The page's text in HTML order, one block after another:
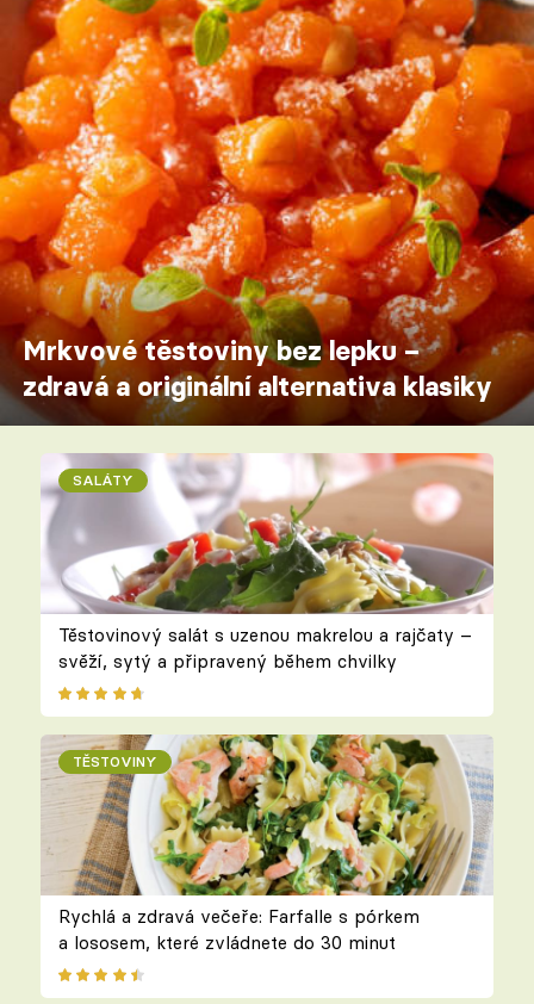
Mrkvové těstoviny bez lepku –
zdravá a originální alternativa klasiky
SALÁTY
Těstovinový salát s uzenou makrelou a rajčaty –
svěží, sytý a připravený během chvilky
TĚSTOVINY
Rychlá a zdravá večeře: Farfalle s pórkem
a lososem, které zvládnete do 30 minut